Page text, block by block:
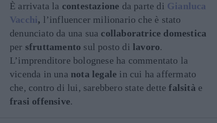
È arrivata la contestazione da parte di Gianluca
Vacchi, l’influencer milionario che è stato
denunciato da una sua collaboratrice domestica
per sfruttamento sul posto di lavoro.
L’imprenditore bolognese ha commentato la
vicenda in una nota legale in cui ha affermato
che, contro di lui, sarebbero state dettefalsità e
frasi offensive.